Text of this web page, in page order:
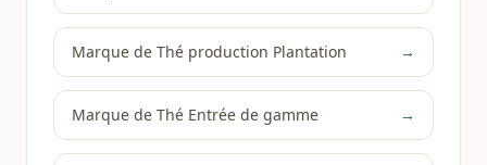
Marque de Thé production Plantation →
Marque de Thé Entrée de gamme →